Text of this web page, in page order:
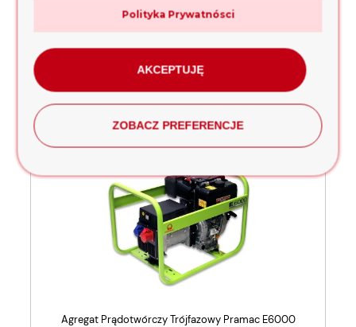
NOWOŚCI
Agregat Prądotwórczy Trójfazowy Pramac E6000
Polityka Prywatnósci
AKCEPTUJĘ
ZOBACZ PREFERENCJE